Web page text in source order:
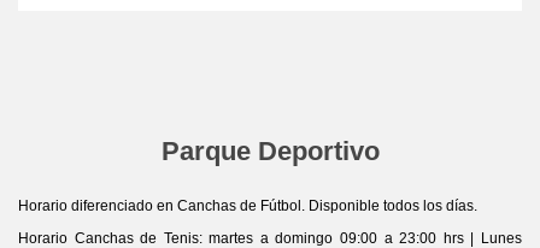
Parque Deportivo
Horario diferenciado en Canchas de Fútbol. Disponible todos los días.
Horario Canchas de Tenis: martes a domingo 09:00 a 23:00 hrs | Lunes